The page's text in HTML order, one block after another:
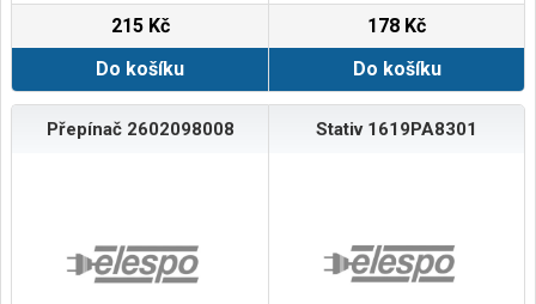
215 Kč
Do košíku
178 Kč
Do košíku
Přepínač 2602098008 Stativ 1619PA8301